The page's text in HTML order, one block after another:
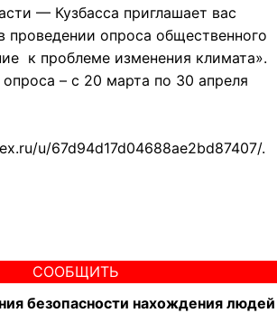
— Кузбасса приглашает вас
проведении опроса общественного
к проблеме изменения климата».
– с 20 марта по 30 апреля
u/67d94d17d04688ae2bd87407/.
СООБЩИТЬ
безопасности нахождения людей